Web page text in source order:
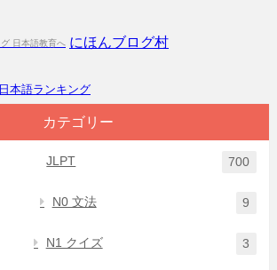
にほんブログ村
日本語ランキング
カテゴリー
JLPT 700
N0 文法 9
N1 クイズ 3